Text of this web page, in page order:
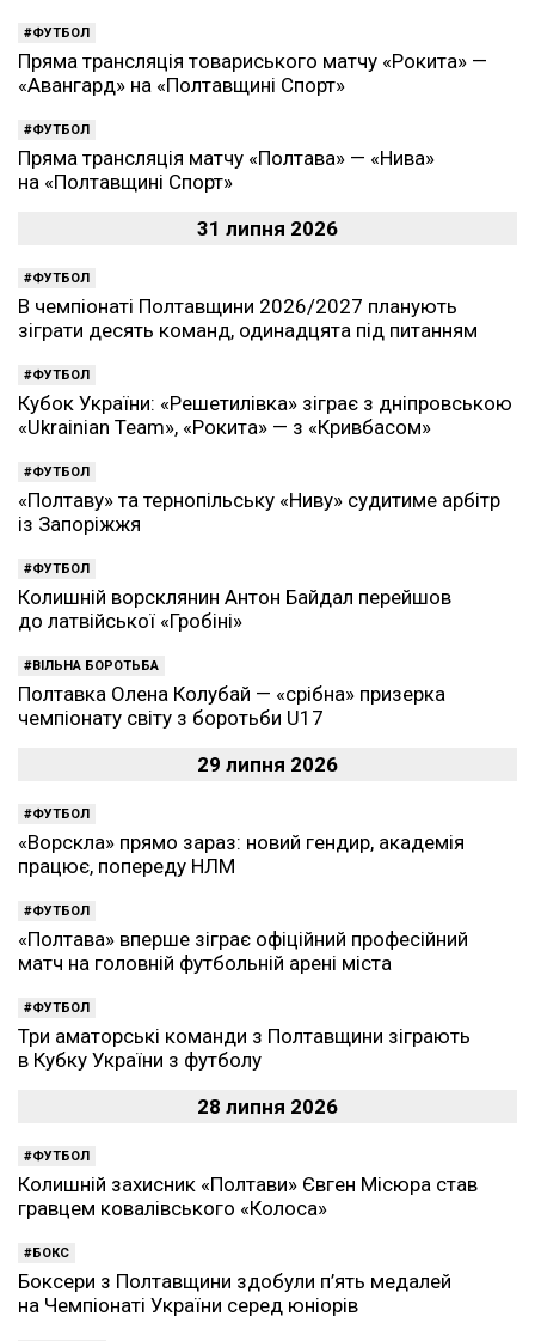
ФУТБОЛ
Пряма трансляція товариського матчу «Рокита» —
«Авангард» на «Полтавщині Спорт»
ФУТБОЛ
Пряма трансляція матчу «Полтава» — «Нива»
на «Полтавщині Спорт»
31 липня 2026
ФУТБОЛ
В чемпіонаті Полтавщини 2026/2027 планують
зіграти десять команд, одинадцята під питанням
ФУТБОЛ
Кубок України: «Решетилівка» зіграє з дніпровською
«Ukrainian Team», «Рокита» — з «Кривбасом»
ФУТБОЛ
«Полтаву» та тернопільську «Ниву» судитиме арбітр
із Запоріжжя
ФУТБОЛ
Колишній ворсклянин Антон Байдал перейшов
до латвійської «Гробіні»
ВІЛЬНА БОРОТЬБА
Полтавка Олена Колубай — «срібна» призерка
чемпіонату світу з боротьби U17
29 липня 2026
ФУТБОЛ
«Ворскла» прямо зараз: новий гендир, академія
працює, попереду НЛМ
ФУТБОЛ
«Полтава» вперше зіграє офіційний професійний
матч на головній футбольній арені міста
ФУТБОЛ
Три аматорські команди з Полтавщини зіграють
в Кубку України з футболу
28 липня 2026
ФУТБОЛ
Колишній захисник «Полтави» Євген Місюра став
гравцем ковалівського «Колоса»
БОКС
Боксери з Полтавщини здобули п’ять медалей
на Чемпіонаті України серед юніорів